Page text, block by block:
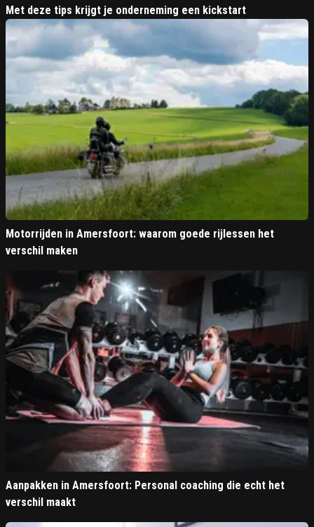
Met deze tips krijgt je onderneming een kickstart
Motorrijden in Amersfoort: waarom goede rijlessen het
verschil maken
Aanpakken in Amersfoort: Personal coaching die echt het
verschil maakt